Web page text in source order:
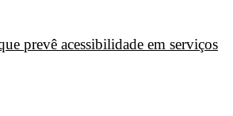
prevê acessibilidade em serviços